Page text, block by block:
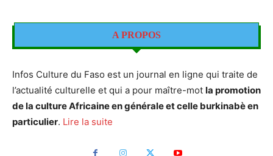
A PROPOS
Infos Culture du Faso est un journal en ligne qui traite de
l’actualité culturelle et qui a pour maître-mot la promotion
de la culture Africaine en générale et celle burkinabè en
particulier. Lire la suite